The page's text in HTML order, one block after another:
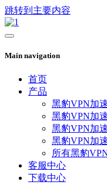
跳转到主要内容
Main navigation
首页
产品
黑豹VPN加
黑豹VPN加
黑豹VPN加
黑豹VPN加
所有黑豹
客服中心
下载中心